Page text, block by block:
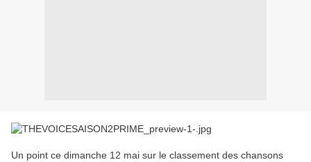
Un point ce dimanche 12 mai sur le classement des chansons